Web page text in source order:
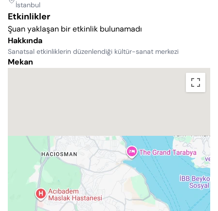
İstanbul
Etkinlikler
Şuan yaklaşan bir etkinlik bulunamadı
Hakkında
Sanatsal etkinliklerin düzenlendiği kültür-sanat merkezi
Mekan